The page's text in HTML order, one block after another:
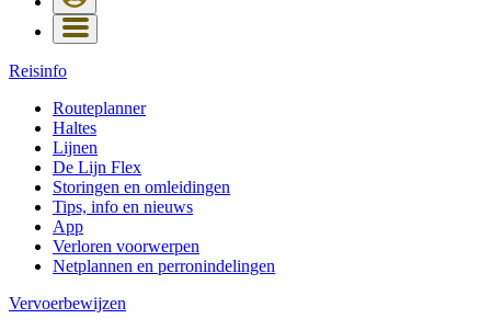
Reisinfo
Routeplanner
Haltes
Lijnen
De Lijn Flex
Storingen en omleidingen
Tips, info en nieuws
App
Verloren voorwerpen
Netplannen en perronindelingen
Vervoerbewijzen